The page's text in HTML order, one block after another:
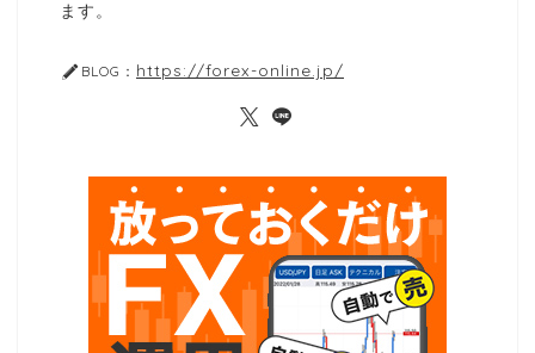
ます。
BLOG： https://forex-online.jp/